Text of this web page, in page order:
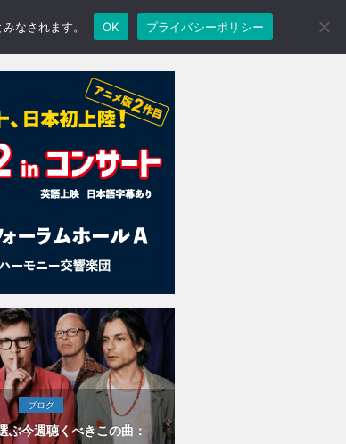
ブログ
ぶ今週聴くべきこの曲：
なされます。 OK プライバシーポリシー